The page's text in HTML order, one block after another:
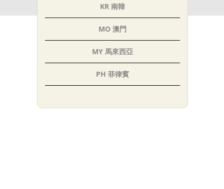
KR 南韓
MO 澳門
MY 馬來西亞
PH 菲律賓